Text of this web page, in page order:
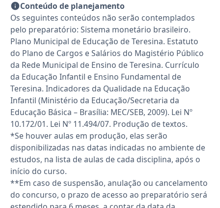
Conteúdo de planejamento
Os seguintes conteúdos não serão contemplados
pelo preparatório: Sistema monetário brasileiro.
Plano Municipal de Educação de Teresina. Estatuto
do Plano de Cargos e Salários do Magistério Público
da Rede Municipal de Ensino de Teresina. Currículo
da Educação Infantil e Ensino Fundamental de
Teresina. Indicadores da Qualidade na Educação
Infantil (Ministério da Educação/Secretaria da
Educação Básica – Brasília: MEC/SEB, 2009). Lei Nº
10.172/01. Lei Nº 11.494/07. Produção de textos.
*Se houver aulas em produção, elas serão
disponibilizadas nas datas indicadas no ambiente de
estudos, na lista de aulas de cada disciplina, após o
início do curso.
**Em caso de suspensão, anulação ou cancelamento
do concurso, o prazo de acesso ao preparatório será